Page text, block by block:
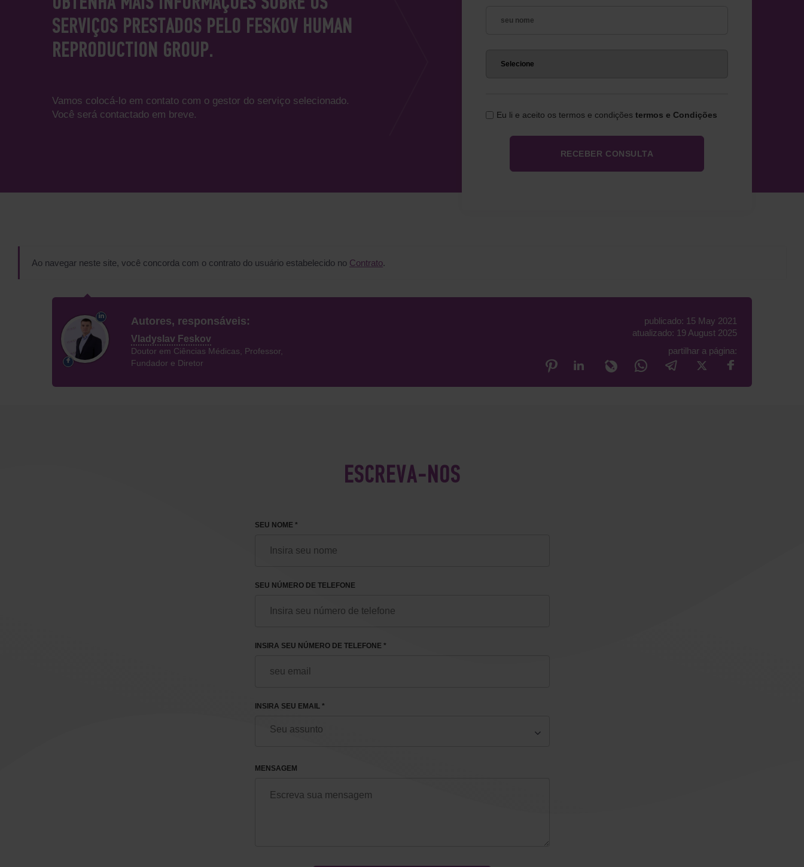
SERVIÇOS PRESTADOS PELO FESKOV HUMAN
REPRODUCTION GROUP.
Vamos colocá-lo em contato com o gestor do serviço selecionado.
Você será contactado em breve.
Eu li e aceito os termos e condições termos e Condições
Ao navegar neste site, você concorda com o contrato do usuário estabelecido no Contrato.
Autores, responsáveis:
Vladyslav Feskov
Doutor em Ciências Médicas, Professor,
Fundador e Diretor
publicado: 15 May 2021
atualizado: 19 August 2025
partilhar a página:
ESCREVA-NOS
SEU NOME *
SEU NÚMERO DE TELEFONE
INSIRA SEU NÚMERO DE TELEFONE *
INSIRA SEU EMAIL *
MENSAGEM